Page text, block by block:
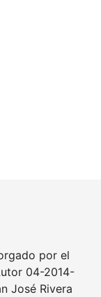
por el
04-2014-
José Rivera